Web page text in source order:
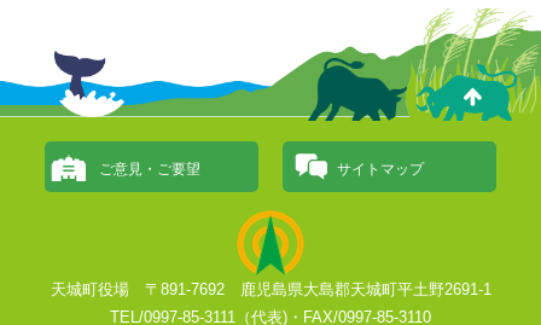
ご意見・ご要望 サイトマップ
天城町役場 〒891-7692 鹿児島県大島郡天城町平土野2691-1
TEL/0997-85-3111（代表)・FAX/0997-85-3110